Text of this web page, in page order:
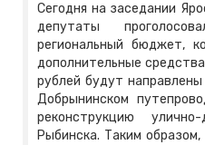
Сегодня на заседании
депутаты
региональный бюджет,
дополнительные
рублей будут
Добрынинском
реконструкцию
Рыбинска. Таким